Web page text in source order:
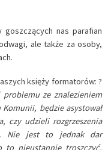
nas parafian
ale także za osoby,
księży formatorów: ?
ze znalezieniem
będzie asystował
czy udzieli rozgrzeszenia
Nie jest to jednak dar